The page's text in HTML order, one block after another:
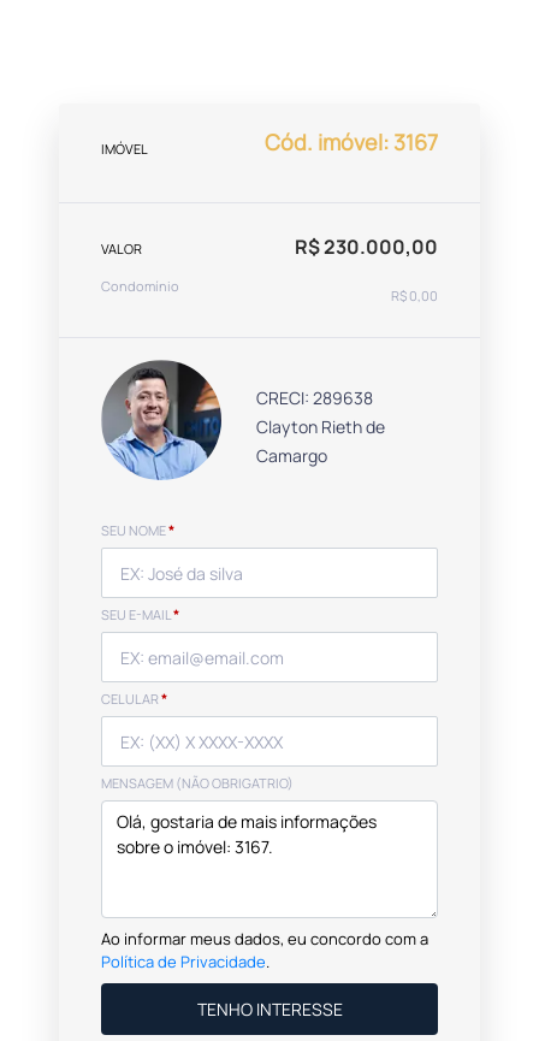
IMÓVEL Cód. imóvel: 3167
VALOR R$ 230.000,00
Condomínio
R$ 0,00
CRECI: 289638
Clayton Rieth de
Camargo
SEU NOME*
SEU E-MAIL*
CELULAR *
MENSAGEM (NÃO OBRIGATRIO)
Ao informar meus dados, eu concordo com a
Política de Privacidade.
TENHO INTERESSE